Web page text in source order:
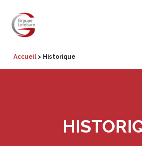
Accueil > Historique